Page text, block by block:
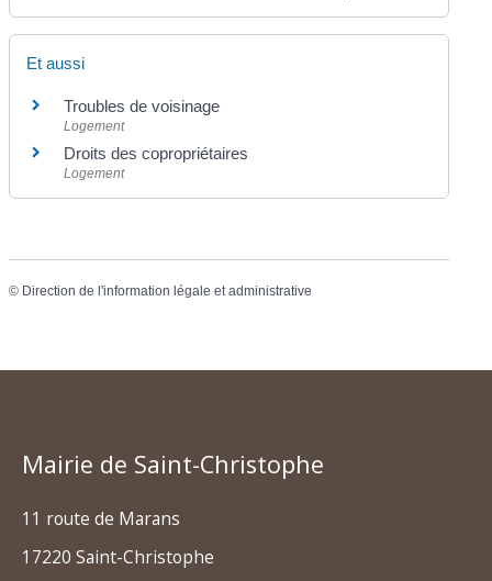
Et aussi
Troubles de voisinage
Logement
Droits des copropriétaires
Logement
© Direction de l'information légale et administrative
Mairie de Saint-Christophe
11 route de Marans
17220 Saint-Christophe